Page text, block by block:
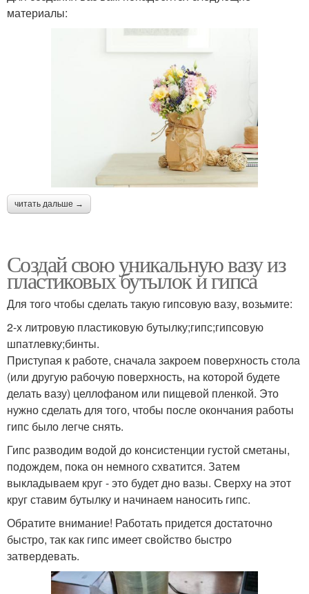
материалы:
читать дальше →
Создай свою уникальную вазу из
пластиковых бутылок и гипса
Для того чтобы сделать такую гипсовую вазу, возьмите:
2-х литровую пластиковую бутылку;гипс;гипсовую
шпатлевку;бинты.
Приступая к работе, сначала закроем поверхность стола
(или другую рабочую поверхность, на которой будете
делать вазу) целлофаном или пищевой пленкой. Это
нужно сделать для того, чтобы после окончания работы
гипс было легче снять.
Гипс разводим водой до консистенции густой сметаны,
подождем, пока он немного схватится. Затем
выкладываем круг - это будет дно вазы. Сверху на этот
круг ставим бутылку и начинаем наносить гипс.
Обратите внимание! Работать придется достаточно
быстро, так как гипс имеет свойство быстро
затвердевать.